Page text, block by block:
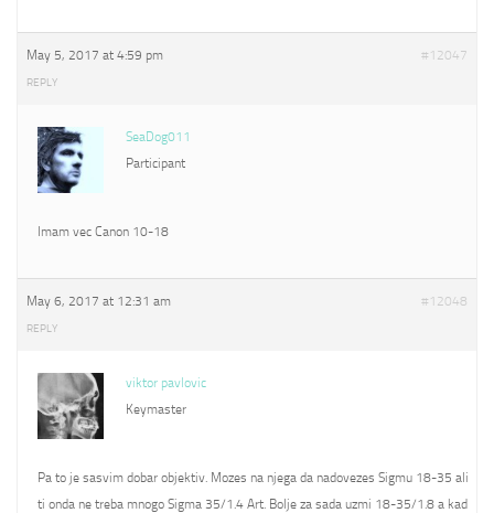
May 5, 2017 at 4:59 pm #12047
REPLY
SeaDog011
Participant
Imam vec Canon 10-18
May 6, 2017 at 12:31 am #12048
REPLY
viktor pavlovic
Keymaster
Pa to je sasvim dobar objektiv. Mozes na njega da nadovezes Sigmu 18-35 ali
ti onda ne treba mnogo Sigma 35/1.4 Art. Bolje za sada uzmi 18-35/1.8 a kad